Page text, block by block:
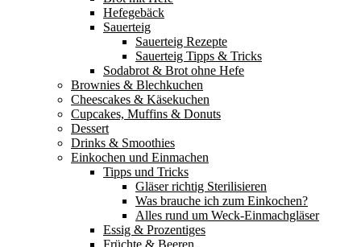
Hefegebäck
Sauerteig
Sauerteig Rezepte
Sauerteig Tipps & Tricks
Sodabrot & Brot ohne Hefe
Brownies & Blechkuchen
Cheescakes & Käsekuchen
Cupcakes, Muffins & Donuts
Dessert
Drinks & Smoothies
Einkochen und Einmachen
Tipps und Tricks
Gläser richtig Sterilisieren
Was brauche ich zum Einkochen?
Alles rund um Weck-Einmachgläser
Essig & Prozentiges